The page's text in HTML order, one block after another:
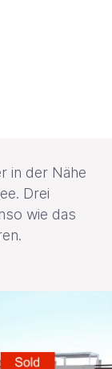
in der Nähe
Drei
wie das